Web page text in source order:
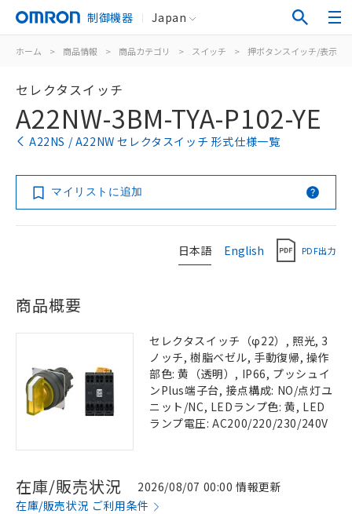
制御機器 Japan
ホーム > 商品情報 > 商品カテゴリ > スイッチ > 押ボタンスイッチ/表示灯
セレクタスイッチ
A22NW-3BM-TYA-P102-YE
A22NS / A22NW セレクタスイッチ 形式仕様一覧
マイリストに追加
日本語 English PDF出力
商品概要
セレクタスイッチ（φ22）, 照光, 3
ノッチ, 樹脂ベゼル, 手動復帰, 操作
部色: 黄（透明）, IP66, プッシュイ
ンPlus端子台, 接点構成: NO/点灯ユ
ニット/NC, LEDランプ色: 黄, LED
ランプ電圧: AC200/220/230/240V
在庫/販売状況
2026/08/07 00:00 情報更新
在庫/販売状況 ご利用条件